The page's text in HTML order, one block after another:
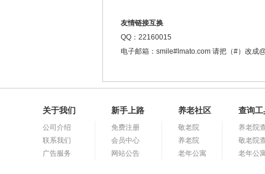
友情链接互换
QQ：22160015
电子邮箱：smile# lmato.com 请把（#）改成
关于我们
公司介绍
联系我们
广告服务
新手上路
免费注册
会员中心
网站公告
养老社区
敬老院
养老院
老年公寓
查询工
养老院
敬老院
老年公